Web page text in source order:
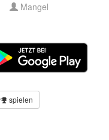
Mangel
spielen